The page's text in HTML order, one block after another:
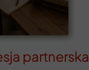
partnerska